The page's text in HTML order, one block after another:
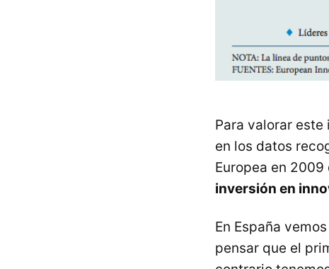
Para valorar
en los datos
Europea en
inversión en
En España
pensar que el